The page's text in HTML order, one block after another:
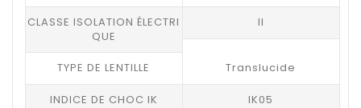
CLASSE ISOLATION ÉLECTRI
QUE
II
TYPE DE LENTILLE Translucide
INDICE DE CHOC IK IK05